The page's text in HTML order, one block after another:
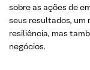
sobre as ações de
seus resultados, um
resiliência, mas
negócios.